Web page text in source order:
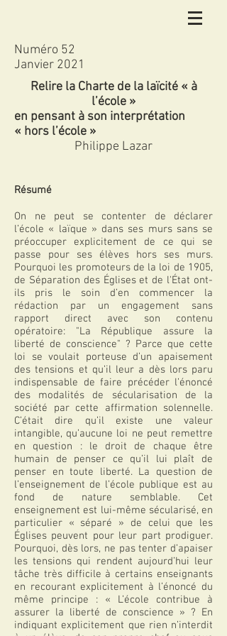
Résumé
On ne peut se contenter de déclarer
l’école « laïque » dans ses murs sans se
préoccuper explicitement de ce qui se
passe pour ses élèves hors ses murs.
Pourquoi les promoteurs de la loi de 1905,
de Séparation des Églises et de l'État ont-
ils pris le soin d’en commencer la
rédaction par un engagement sans
rapport direct avec son contenu
opératoire: "La République assure la
liberté de conscience" ? Parce que cette
loi se voulait porteuse d’un apaisement
des tensions et qu’il leur a dès lors paru
indispensable de faire précéder l’énoncé
des modalités de sécularisation de la
société par cette affirmation solennelle.
C’était dire qu’il existe une valeur
intangible, qu’aucune loi ne peut remettre
en question : le droit de chaque être
humain de penser ce qu’il lui plaît de
penser en toute liberté. La question de
l’enseignement de l’école publique est au
fond de nature semblable. Cet
enseignement est lui-même sécularisé, en
particulier « séparé » de celui que les
Églises peuvent pour leur part prodiguer.
Pourquoi, dès lors, ne pas tenter d’apaiser
les tensions qui rendent aujourd’hui leur
tâche très difficile à certains enseignants
en recourant explicitement à l’énoncé du
même principe : « L’école contribue à
assurer la liberté de conscience » ? En
indiquant explicitement que rien n’interdit
Relire la Charte de la laïcité « à
l’école »
en pensant à son interprétation
« hors l’école »
Philippe Lazar
Numéro 52
Janvier 2021